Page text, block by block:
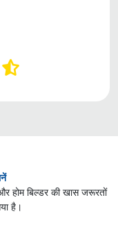
और होम बिल्डर की खास जरूरतों
है।